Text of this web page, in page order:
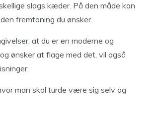
slags kæder. På den måde kan
fremtoning du ønsker.
at du er en moderne og
ønsker at flage med det, vil også
man skal turde være sig selv og